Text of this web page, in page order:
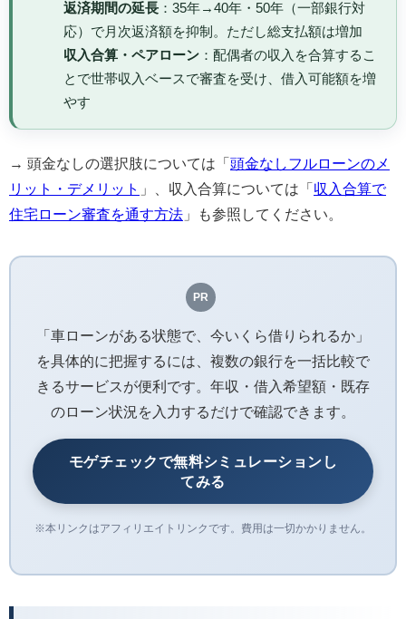
返済期間の延長 ：35年→40年・50年（一部銀行対
応）で月次返済額を抑制。ただし総支払額は増加
収入合算・ペアローン ：配偶者の収入を合算するこ
とで世帯収入ベースで審査を受け、借入可能額を増
やす
→ 頭金なしの選択肢については「 頭金なしフルローンのメ
リット・デメリット
」、収入合算については「 収入合算で
住宅ローン審査を通す方法 」も参照してください。
PR
「車ローンがある状態で、今いくら借りられるか」
を具体的に把握するには、複数の銀行を一括比較で
きるサービスが便利です。年収・借入希望額・既存
のローン状況を入力するだけで確認できます。
モゲチェックで無料シミュレーションし
てみる
※本リンクはアフィリエイトリンクです。費用は一切かかりません。